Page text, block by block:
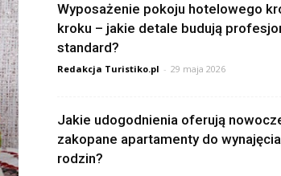
Wyposażenie pokoju hotelowego
kroku – jakie detale budują
standard?
Redakcja Turistiko.pl - 29 maja 2026
Jakie udogodnienia oferują
zakopane apartamenty do
rodzin?